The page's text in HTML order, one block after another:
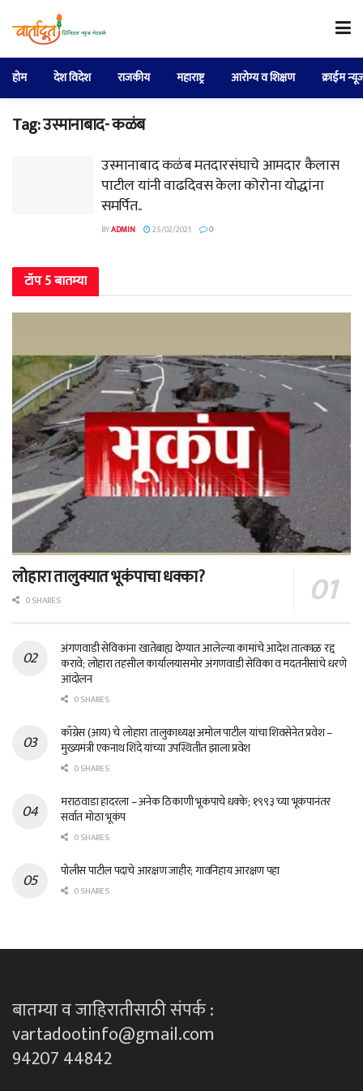
होम देश विदेश राजकीय महाराष्ट्र आरोग्य व शिक्षण क्राईम
Tag:उस्मानाबाद- कळंब
उस्मानाबाद कळंब मतदारसंघाचे आमदार कैलास
पाटील यांनी वाढदिवस केला कोरोना योद्धांना
समर्पित..
BYADMIN 25/02/2021 0
टॉप 5 बातम्या
लोहारा तालुक्यात भूकंपाचा धक्का?
0 SHARES
अंगणवाडी सेविकांना खातेबाह्य देण्यात आलेल्या कामांचे आदेश तात्काळ रद्द
करावे; लोहारा तहसील कार्यालयासमोर अंगणवाडी सेविका व मदतनीसांचे धरणे
आंदोलन
0 SHARES
काँग्रेस (आय) चे लोहारा तालुकाध्यक्ष अमोल पाटील यांचा शिवसेनेत प्रवेश –
मुख्यमंत्री एकनाथ शिंदे यांच्या उपस्थितीत झाला प्रवेश
0 SHARES
मराठवाडा हादरला – अनेक ठिकाणी भूकंपाचे धक्के; १९९३ च्या भूकंपानंतर
सर्वात मोठा भूकंप
0 SHARES
पोलीस पाटील पदाचे आरक्षण जाहीर; गावनिहाय आरक्षण पहा
0 SHARES
बातम्या व जाहिरातीसाठी संपर्क :
vartadootinfo@gmail.com
94207 44842